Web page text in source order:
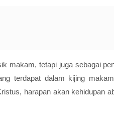
makam, tetapi juga sebagai
terdapat dalam kijing
harapan akan kehidupan